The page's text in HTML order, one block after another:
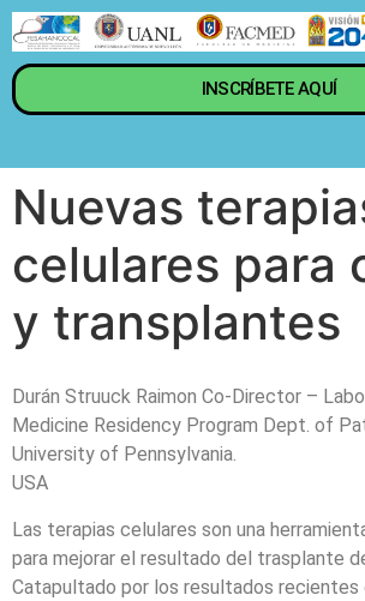
INSCRÍBETE AQUÍ
Nuevas
celulares para
y transplantes
Durán Struuck Raimon Co-Director –
Medicine Residency Program Dept. of
University of Pennsylvania.
USA
Las terapias celulares son una
para mejorar el resultado del trasplante
Catapultado por los resultados recientes